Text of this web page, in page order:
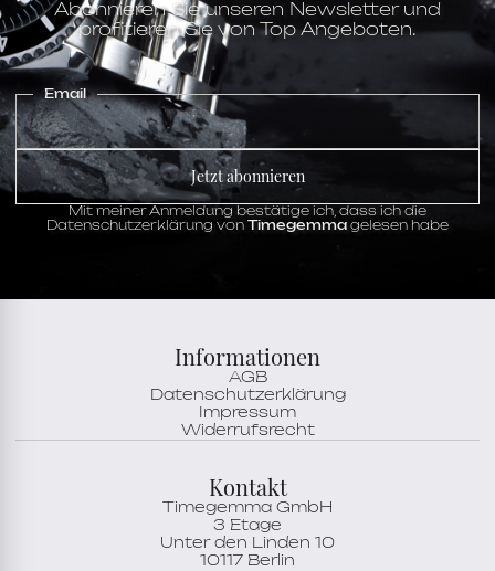
Abonnieren Sie unseren Newsletter und
profitieren Sie von Top Angeboten.
Email
Jetzt abonnieren
Mit meiner Anmeldung bestätige ich, dass ich die
Datenschutzerklärung von Timegemma gelesen habe
Informationen
AGB
Datenschutzerklärung
Impressum
Widerrufsrecht
Kontakt
Timegemma GmbH
3 Etage
Unter den Linden 10
10117 Berlin